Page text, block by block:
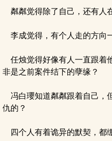
粼粼觉得除了自己，还有人
李成觉得，有个人走的方向
任烛觉得好像有人一直跟着
非是之前案件结下的孽缘？
冯白瓔知道粼粼跟着自己
仇的？
四个人有着诡异的默契，都